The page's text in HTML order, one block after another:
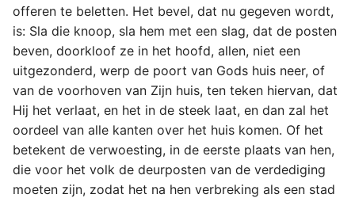
offeren te beletten. Het bevel, dat nu gegeven wordt,
is: Sla die knoop, sla hem met een slag, dat de posten
beven, doorkloof ze in het hoofd, allen, niet een
uitgezonderd, werp de poort van Gods huis neer, of
van de voorhoven van Zijn huis, ten teken hiervan, dat
Hij het verlaat, en het in de steek laat, en dan zal het
oordeel van alle kanten over het huis komen. Of het
betekent de verwoesting, in de eerste plaats van hen,
die voor het volk de deurposten van de verdediging
moeten zijn, zodat het na hen verbreking als een stad